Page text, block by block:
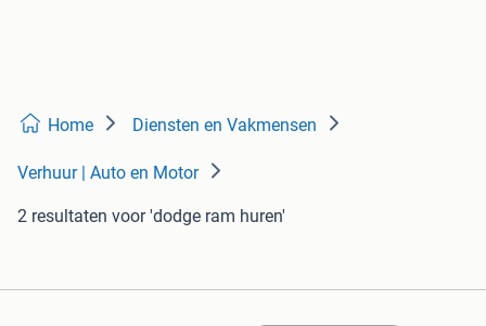
Home Diensten en Vakmensen
Verhuur | Auto en Motor
2 resultaten voor 'dodge ram huren'